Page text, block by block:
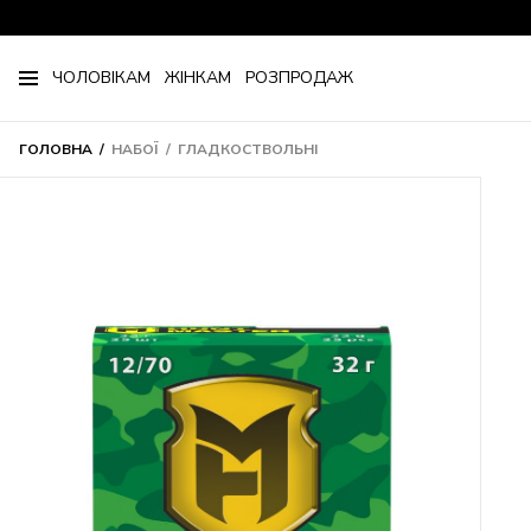
ЧОЛОВІКАМ ЖІНКАМ РОЗПРОДАЖ
ГОЛОВНА НАБОЇ ГЛАДКОСТВОЛЬНІ